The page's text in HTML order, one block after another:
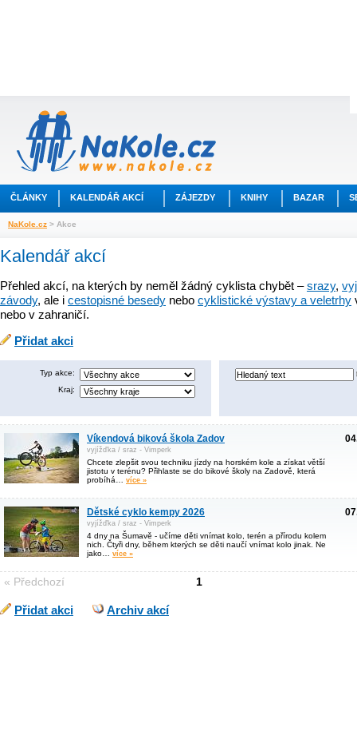
ČLÁNKY KALENDÁŘ AKCÍ ZÁJEZDY KNIHY BAZAR
NaKole.cz > Akce
Kalendář akcí
Přehled akcí, na kterých by neměl žádný cyklista chybět –srazy,
závody, ale i cestopisné besedy nebo cyklistické výstavy a veletrhy
nebo v zahraničí.
Přidat akci
Typ akce:
Kraj:
Víkendová biková škola Zadov
vyjížďka / sraz - Vimperk
Chcete zlepšit svou techniku jízdy na horském kole a získat větší
jistotu v terénu? Přihlaste se do bikové školy na Zadově, která
probíhá… více »
Dětské cyklo kempy 2026
vyjížďka / sraz - Vimperk
4 dny na Šumavě - učíme děti vnímat kolo, terén a přírodu kolem
nich. Čtyři dny, během kterých se děti naučí vnímat kolo jinak. Ne
jako… více »
« Předchozí 1
Přidat akci Archiv akcí